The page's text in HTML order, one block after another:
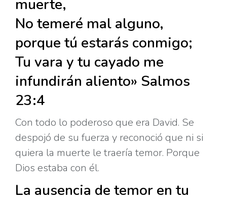
muerte,
No temeré mal alguno,
porque tú estarás conmigo;
Tu vara y tu cayado me
infundirán aliento» Salmos
23:4
Con todo lo poderoso que era David. Se
despojó de su fuerza y reconoció que ni si
quiera la muerte le traería temor. Porque
Dios estaba con él.
La ausencia de temor en tu